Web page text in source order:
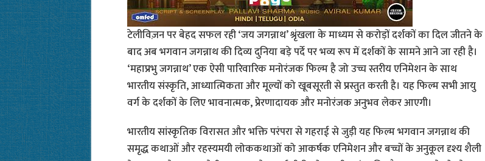
टेलीविज़न पर बेहद सफल रही ‘जय जगन्नाथ’ श्रृंखला के माध्यम से करोड़ों दर्शकों का दिल जीतने के
बाद अब भगवान जगन्नाथ की दिव्य दुनिया बड़े पर्दे पर भव्य रूप में दर्शकों के सामने आने जा रही है।
‘महाप्रभु जगन्नाथ’ एक ऐसी पारिवारिक मनोरंजक फिल्म है जो उच्च स्तरीय एनिमेशन के साथ
भारतीय संस्कृति, आध्यात्मिकता और मूल्यों को खूबसूरती से प्रस्तुत करती है। यह फिल्म सभी आयु
वर्ग के दर्शकों के लिए भावनात्मक, प्रेरणादायक और मनोरंजक अनुभव लेकर आएगी।
भारतीय सांस्कृतिक विरासत और भक्ति परंपरा से गहराई से जुड़ी यह फिल्म भगवान जगन्नाथ की
समृद्ध कथाओं और रहस्यमयी लोककथाओं को आकर्षक एनिमेशन और बच्चों के अनुकूल दृश्य शैली